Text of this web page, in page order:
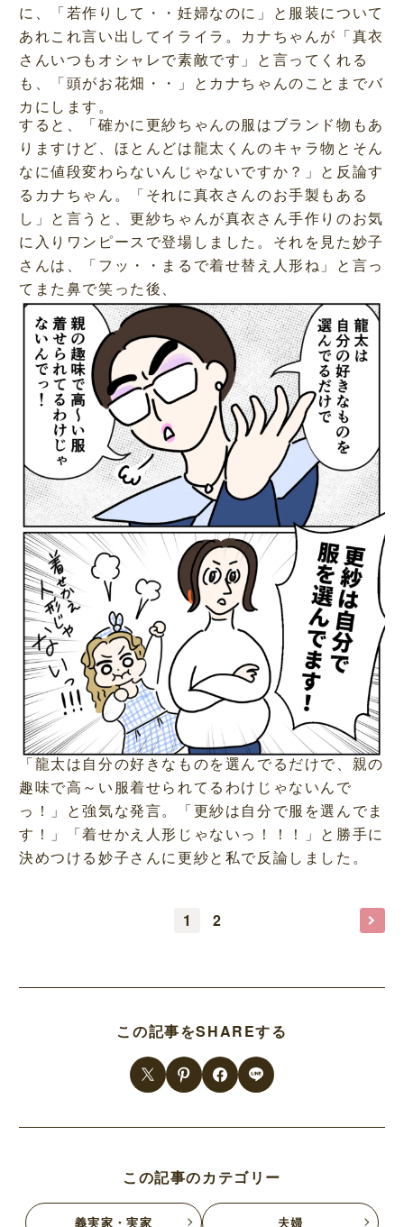
に、「若作りして・・妊婦なのに」と服装について
あれこれ言い出してイライラ。カナちゃんが「真衣
さんいつもオシャレで素敵です」と言ってくれる
も、「頭がお花畑・・」とカナちゃんのことまでバ
カにします。
すると、「確かに更紗ちゃんの服はブランド物もあ
りますけど、ほとんどは龍太くんのキャラ物とそん
なに値段変わらないんじゃないですか？」と反論す
るカナちゃん。「それに真衣さんのお手製もある
し」と言うと、更紗ちゃんが真衣さん手作りのお気
に入りワンピースで登場しました。それを見た妙子
さんは、「フッ・・まるで着せ替え人形ね」と言っ
てまた鼻で笑った後、
「龍太は自分の好きなものを選んでるだけで、親の
趣味で高～い服着せられてるわけじゃないんで
っ！」と強気な発言。「更紗は自分で服を選んでま
す！」「着せかえ人形じゃないっ！！！」と勝手に
決めつける妙子さんに更紗と私で反論しました。
1 2
この記事をSHAREする
この記事のカテゴリー
義実家・実家 夫婦